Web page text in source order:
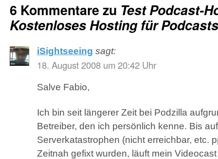
6 Kommentare zu Test Podcast-
Kostenloses Hosting für Podcasts
iSightseeing sagt:
18. August 2008 um 20:42 Uhr
Salve Fabio,
Ich bin seit längerer Zeit bei Podzilla
Betreiber, den ich persönlich kenne. Bis
Serverkatastrophen (nicht erreichbar, etc.
Zeitnah gefixt wurden, läuft mein